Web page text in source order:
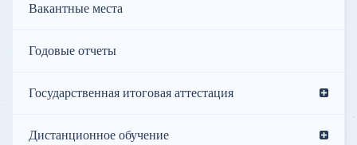
Вакантные места
Годовые отчеты
Государственная итоговая аттестация
Дистанционное обучение